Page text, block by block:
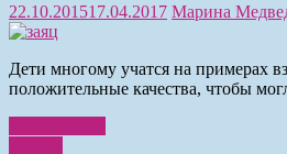
22.10.201517.04.2017 Марина
Дети многому учатся на примерах
положительные качества, чтобы